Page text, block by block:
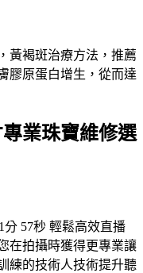
黃褐斑治療方法，推薦
膠原蛋白增生，從而達
業珠寶維修選
分 57秒 輕鬆高效直播
在拍攝時獲得更專業讓
練的技術人技術提升聽